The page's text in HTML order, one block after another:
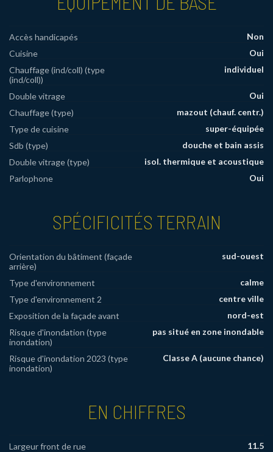
Accès handicapés
Non
Cuisine
Oui
Chauffage (ind/coll) (type
(ind/coll))
individuel
Double vitrage
Oui
Chauffage (type)
mazout (chauf. centr.)
Type de cuisine
super-équipée
Sdb (type)
douche et bain assis
Double vitrage (type)
isol. thermique et acoustique
Parlophone
Oui
SPÉCIFICITÉS TERRAIN
Orientation du bâtiment (façade
arrière)
sud-ouest
Type d'environnement
calme
Type d'environnement 2
centre ville
Exposition de la façade avant
nord-est
Risque d'inondation (type
inondation)
pas situé en zone inondable
Risque d'inondation 2023 (type
inondation)
Classe A (aucune chance)
EN CHIFFRES
Largeur front de rue
11.5